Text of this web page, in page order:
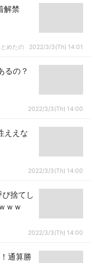
解禁
めたの 2022/3/3(Th) 14:01
るの？
2022/3/3(Th) 14:00
ええな
2022/3/3(Th) 14:00
び捨てし
ｗｗ
2022/3/3(Th) 14:00
通算勝